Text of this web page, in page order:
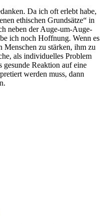
Da ich oft erlebt habe,
ethischen Grundsätze“ in
neben der Auge-um-Auge-
ich noch Hoffnung. Wenn es
Menschen zu stärken, ihm zu
als individuelles Problem
gesunde Reaktion auf eine
werden muss, dann